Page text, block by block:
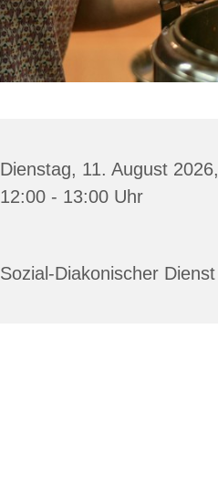
Dienstag, 11. August 2026,
12:00 - 13:00 Uhr
Sozial-Diakonischer Dienst